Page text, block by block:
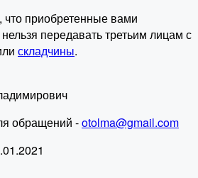
приобретенные вами
передавать третьим лицам с
складчины.
обращений -otolma@gmail.com